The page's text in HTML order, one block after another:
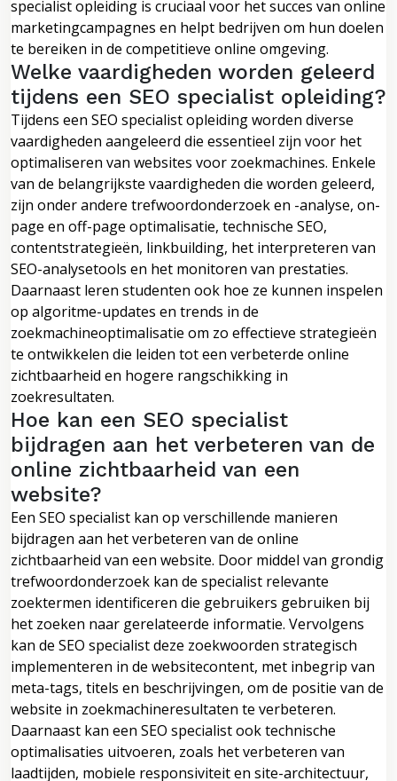
specialist opleiding is cruciaal voor het succes van online
marketingcampagnes en helpt bedrijven om hun doelen
te bereiken in de competitieve online omgeving.
Welke vaardigheden worden geleerd
tijdens een SEO specialist opleiding?
Tijdens een SEO specialist opleiding worden diverse
vaardigheden aangeleerd die essentieel zijn voor het
optimaliseren van websites voor zoekmachines. Enkele
van de belangrijkste vaardigheden die worden geleerd,
zijn onder andere trefwoordonderzoek en -analyse, on-
page en off-page optimalisatie, technische SEO,
contentstrategieën, linkbuilding, het interpreteren van
SEO-analysetools en het monitoren van prestaties.
Daarnaast leren studenten ook hoe ze kunnen inspelen
op algoritme-updates en trends in de
zoekmachineoptimalisatie om zo effectieve strategieën
te ontwikkelen die leiden tot een verbeterde online
zichtbaarheid en hogere rangschikking in
zoekresultaten.
Hoe kan een SEO specialist
bijdragen aan het verbeteren van de
online zichtbaarheid van een
website?
Een SEO specialist kan op verschillende manieren
bijdragen aan het verbeteren van de online
zichtbaarheid van een website. Door middel van grondig
trefwoordonderzoek kan de specialist relevante
zoektermen identificeren die gebruikers gebruiken bij
het zoeken naar gerelateerde informatie. Vervolgens
kan de SEO specialist deze zoekwoorden strategisch
implementeren in de websitecontent, met inbegrip van
meta-tags, titels en beschrijvingen, om de positie van de
website in zoekmachineresultaten te verbeteren.
Daarnaast kan een SEO specialist ook technische
optimalisaties uitvoeren, zoals het verbeteren van
laadtijden, mobiele responsiviteit en site-architectuur,